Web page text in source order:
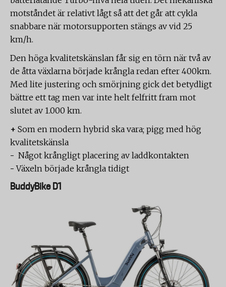
motståndet är relativt lågt så att det går att cykla
snabbare när motorsupporten stängs av vid 25
km/h.
Den höga kvalitetskänslan får sig en törn när två av
de åtta växlarna började krångla redan efter 400km.
Med lite justering och smörjning gick det betydligt
bättre ett tag men var inte helt felfritt fram mot
slutet av 1.000 km.
+ Som en modern hybrid ska vara; pigg med hög
kvalitetskänsla
- Något krångligt placering av laddkontakten
- Växeln började krångla tidigt
BuddyBike D1